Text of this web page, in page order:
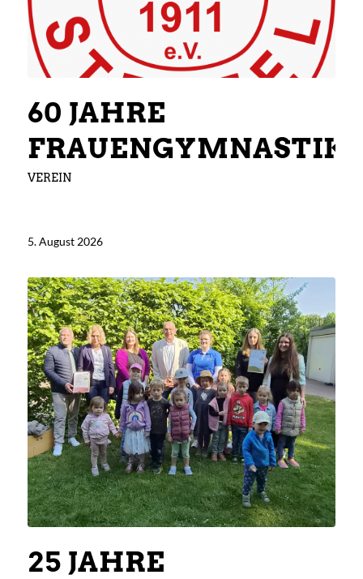
60 JAHRE
FRAUENGYMNASTIK
VEREIN
5. August 2026
25 JAHRE